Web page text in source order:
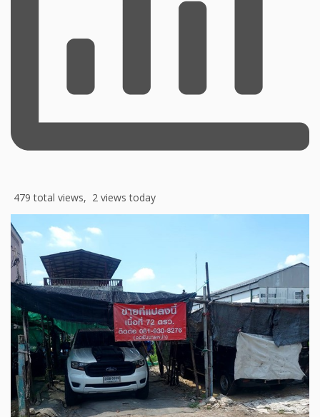
479 total views, 2 views today